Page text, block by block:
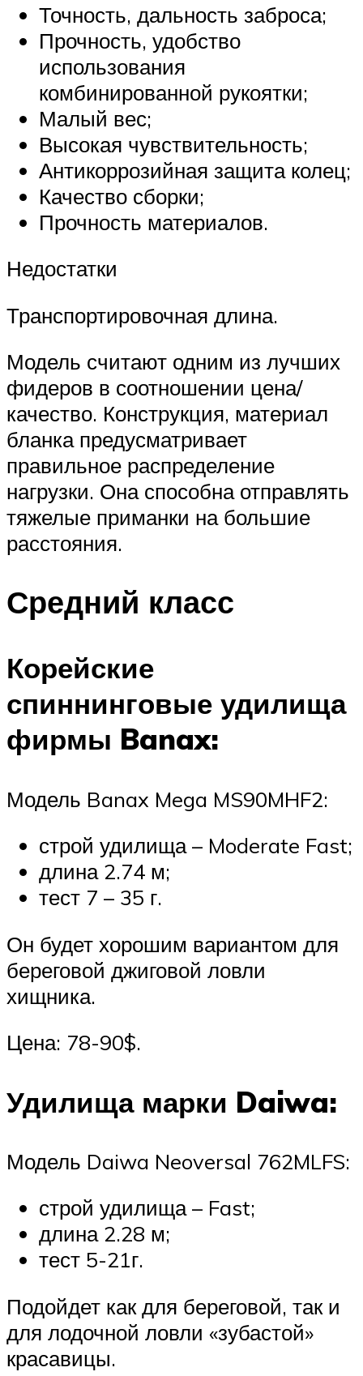
Точность, дальность заброса;
Прочность, удобство
использования
комбинированной рукоятки;
Малый вес;
Высокая чувствительность;
Антикоррозийная защита колец;
Качество сборки;
Прочность материалов.
Недостатки
Транспортировочная длина.
Модель считают одним из лучших
фидеров в соотношении цена/
качество. Конструкция, материал
бланка предусматривает
правильное распределение
нагрузки. Она способна отправлять
тяжелые приманки на большие
расстояния.
Средний класс
Корейские
спиннинговые удилища
фирмы Banax:
Модель Banax Mega MS90MHF2:
строй удилища – Moderate Fast;
длина 2.74 м;
тест 7 – 35 г.
Он будет хорошим вариантом для
береговой джиговой ловли
хищника.
Цена: 78-90$.
Удилища марки Daiwa:
Модель Daiwa Neoversal 762MLFS:
строй удилища – Fast;
длина 2.28 м;
тест 5-21г.
Подойдет как для береговой, так и
для лодочной ловли «зубастой»
красавицы.